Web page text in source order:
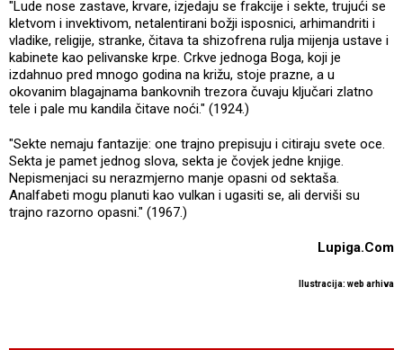
"Lude nose zastave, krvare, izjedaju se frakcije i sekte, trujući se
kletvom i invektivom, netalentirani božji isposnici, arhimandriti i
vladike, religije, stranke, čitava ta shizofrena rulja mijenja ustave i
kabinete kao pelivanske krpe. Crkve jednoga Boga, koji je
izdahnuo pred mnogo godina na križu, stoje prazne, a u
okovanim blagajnama bankovnih trezora čuvaju ključari zlatno
tele i pale mu kandila čitave noći." (1924.)
"Sekte nemaju fantazije: one trajno prepisuju i citiraju svete oce.
Sekta je pamet jednog slova, sekta je čovjek jedne knjige.
Nepismenjaci su nerazmjerno manje opasni od sektaša.
Analfabeti mogu planuti kao vulkan i ugasiti se, ali derviši su
trajno razorno opasni." (1967.)
Lupiga.Com
Ilustracija: web arhiva